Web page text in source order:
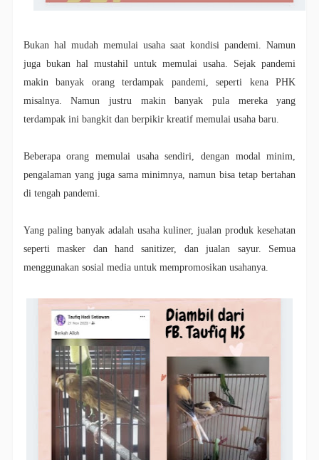
Bukan hal mudah memulai usaha saat kondisi pandemi. Namun
juga bukan hal mustahil untuk memulai usaha. Sejak pandemi
makin banyak orang terdampak pandemi, seperti kena PHK
misalnya. Namun justru makin banyak pula mereka yang
terdampak ini bangkit dan berpikir kreatif memulai usaha baru.
Beberapa orang memulai usaha sendiri, dengan modal minim,
pengalaman yang juga sama minimnya, namun bisa tetap bertahan
di tengah pandemi.
Yang paling banyak adalah usaha kuliner, jualan produk kesehatan
seperti masker dan hand sanitizer, dan jualan sayur. Semua
menggunakan sosial media untuk mempromosikan usahanya.